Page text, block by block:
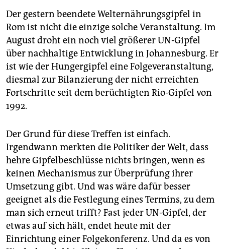
unterstützen
abo
genossenschaft
epaper login
Der gestern beendete Welternährungsgipfel in
Rom ist nicht die einzige solche Veranstaltung. Im
August droht ein noch viel größerer UN-Gipfel
über nachhaltige Entwicklung in Johannesburg. Er
ist wie der Hungergipfel eine Folgeveranstaltung,
diesmal zur Bilanzierung der nicht erreichten
Fortschritte seit dem berüchtigten Rio-Gipfel von
1992.
Der Grund für diese Treffen ist einfach.
Irgendwann merkten die Politiker der Welt, dass
hehre Gipfelbeschlüsse nichts bringen, wenn es
keinen Mechanismus zur Überprüfung ihrer
Umsetzung gibt. Und was wäre dafür besser
geeignet als die Festlegung eines Termins, zu dem
man sich erneut trifft? Fast jeder UN-Gipfel, der
etwas auf sich hält, endet heute mit der
Einrichtung einer Folgekonferenz. Und da es von